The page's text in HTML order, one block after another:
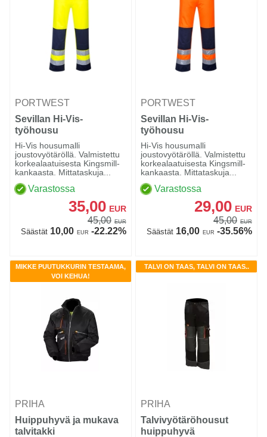
PORTWEST
Sevillan Hi-Vis-
työhousu
Keltainen/sininen
Hi-Vis housumalli
joustovyötäröllä. Valmistettu
korkealaatuisesta Kingsmill-
kankaasta. Mittataskuja...
Varastossa
35,00 EUR
45,00 EUR
Säästät10,00 EUR -22.22%
PORTWEST
Sevillan Hi-Vis-
työhousu
Oranssi/laivasto
Hi-Vis housumalli
joustovyötäröllä. Valmistettu
korkealaatuisesta Kingsmill-
kankaasta. Mittataskuja...
Varastossa
29,00 EUR
45,00 EUR
Säästät16,00 EUR -35.56%
MIKKE PUUTUKKURIN TESTAAMA,
VOI KEHUA!
PRIHA
Huippuhyvä ja mukava
talvitakki
TALVI ON TAAS, TALVI ON TAAS..
PRIHA
Talvivyötäröhousut
huippuhyvä